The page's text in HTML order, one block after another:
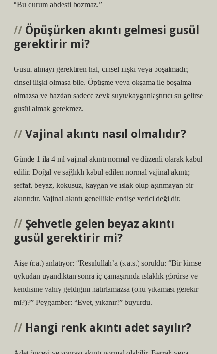
“Bu durum abdesti bozmaz.”
Öpüşürken akıntı gelmesi gusül
gerektirir mi?
Gusül almayı gerektiren hal, cinsel ilişki veya boşalmadır,
cinsel ilişki olmasa bile. Öpüşme veya okşama ile boşalma
olmazsa ve hazdan sadece zevk suyu/kayganlaştırıcı su gelirse
gusül almak gerekmez.
Vajinal akıntı nasıl olmalıdır?
Günde 1 ila 4 ml vajinal akıntı normal ve düzenli olarak kabul
edilir. Doğal ve sağlıklı kabul edilen normal vajinal akıntı;
şeffaf, beyaz, kokusuz, kaygan ve ıslak olup aşınmayan bir
akıntıdır. Vajinal akıntı genellikle endişe verici değildir.
Şehvetle gelen beyaz akıntı
gusül gerektirir mi?
Aişe (r.a.) anlatıyor: “Resulullah’a (s.a.s.) soruldu: “Bir kimse
uykudan uyandıktan sonra iç çamaşırında ıslaklık görürse ve
kendisine vahiy geldiğini hatırlamazsa (onu yıkaması gerekir
mi?)?” Peygamber: “Evet, yıkanır!” buyurdu.
Hangi renk akıntı adet sayılır?